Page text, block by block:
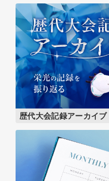
歴代大会記録アーカイブ